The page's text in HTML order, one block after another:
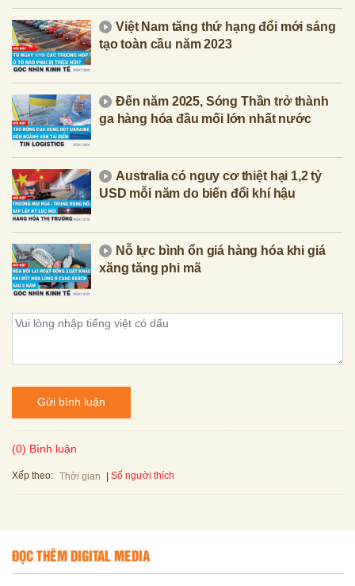
Việt Nam tăng thứ hạng đổi mới sáng
tạo toàn cầu năm 2023
Đến năm 2025, Sóng Thần trở thành
ga hàng hóa đầu mối lớn nhất nước
Australia có nguy cơ thiệt hại 1,2 tỷ
USD mỗi năm do biến đổi khí hậu
Nỗ lực bình ổn giá hàng hóa khi giá
xăng tăng phi mã
Gửi bình luận
(0) Bình luận
Xếp theo: Thời gian Số người thích
ĐỌC THÊM DIGITAL MEDIA